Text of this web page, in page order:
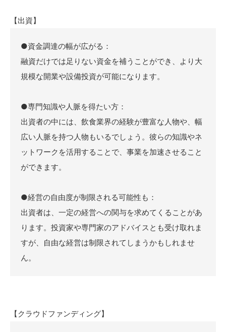
【出資】
●資金調達の幅が広がる：
融資だけでは足りない資金を補うことができ、より大
規模な開業や設備投資が可能になります。
●専門知識や人脈を得たい方：
出資者の中には、飲食業界の経験が豊富な人物や、幅
広い人脈を持つ人物もいるでしょう。彼らの知識やネ
ットワークを活用することで、事業を加速させること
ができます。
●経営の自由度が制限される可能性も：
出資者は、一定の経営への関与を求めてくることがあ
ります。投資家や専門家のアドバイスとも受け取れま
すが、自由な経営は制限されてしまうかもしれませ
ん。
【クラウドファンディング】